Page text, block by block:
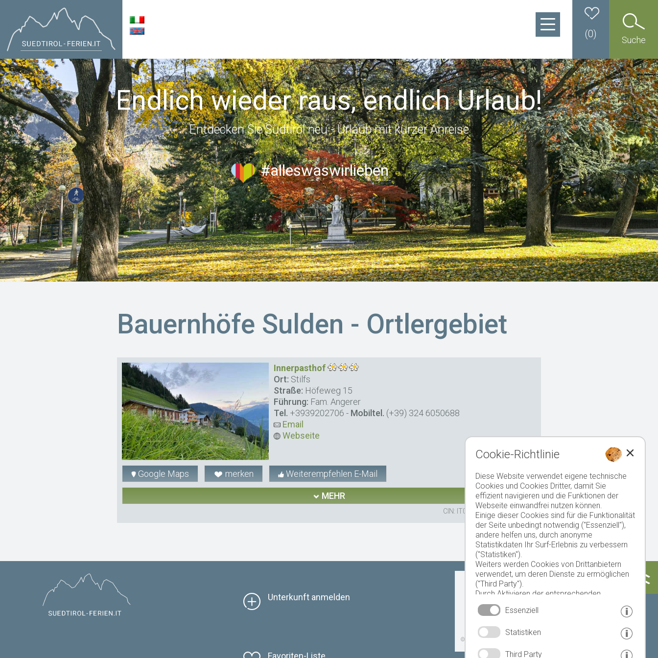
Suche
(0)
Endlich wieder raus, endlich Urlaub!
Entdecken Sie Südtirol neu - Urlaub mit kurzer Anreise
#alleswaswirlieben
Bauernhöfe Sulden - Ortlergebiet
Innerpasthof
Ort: Stilfs
Straße: Höfeweg 15
Führung: Fam. Angerer
Tel. +3939202706 - Mobiltel. (+39) 324 6050688
Email
Webseite
Google Maps merken Weiterempfehlen E-Mail
MEHR
CIN: IT021095B52FHKMHRC
Unterkunft anmelden
Favoriten-Liste
Heute Morgen
© Landeswetterdienst
33 °C
Cookie-Richtlinie
Diese Website verwendet eigene technische
Cookies und Cookies Dritter, damit Sie
effizient navigieren und die Funktionen der
Webseite einwandfrei nutzen können.
Einige dieser Cookies sind für die Funktionalität
der Seite unbedingt notwendig ("Essenziell"),
andere helfen uns, durch anonyme
Statistikdaten Ihr Surf-Erlebnis zu verbessern
("Statistiken").
Weiters werden Cookies von Drittanbietern
verwendet, um deren Dienste zu ermöglichen
("Third Party").
Durch Aktivieren der entsprechenden
Schaltflächen entscheiden Sie selbst, welche
Cookies zum Einsatz kommen.
speichern" oder "Auswahl ablehnen" erklären
Cookies erlauben.
Essenziell
Statistiken
Third Party